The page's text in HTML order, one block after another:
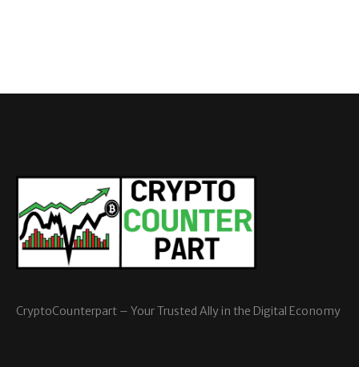
CryptoCounterpart – Your Trusted Ally in the Digital Economy